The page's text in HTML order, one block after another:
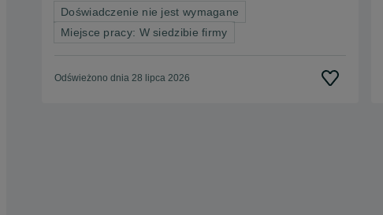
Doświadczenie nie jest wymagane
Miejsce pracy: W siedzibie firmy
Odświeżono dnia 28 lipca 2026